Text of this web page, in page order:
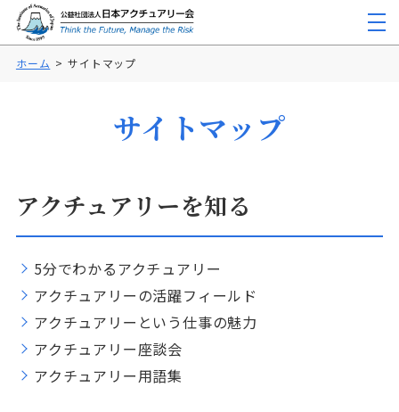
ホーム サイトマップ
サイトマップ
アクチュアリーを知る
5分でわかるアクチュアリー
アクチュアリーの活躍フィールド
アクチュアリーという仕事の魅力
アクチュアリー座談会
アクチュアリー用語集